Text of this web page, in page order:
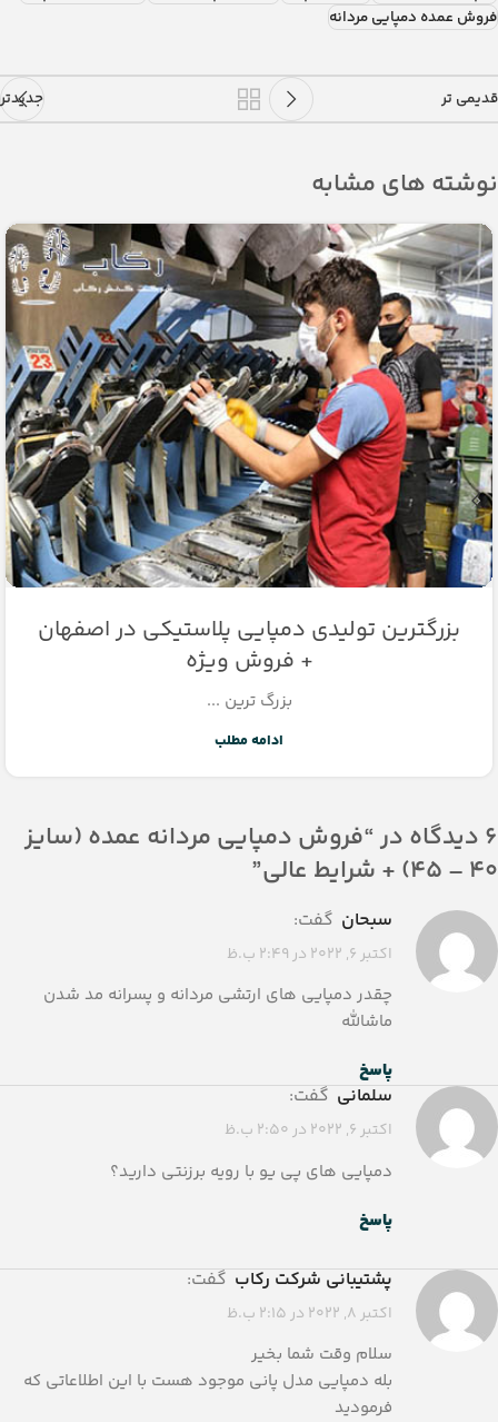
فروش عمده دمپایی مردانه
جدیدتر قدیمی تر
نوشته های مشابه
بزرگترین تولیدی دمپایی پلاستیکی در اصفهان
+ فروش ویژه
بزرگ ترین ...
ادامه مطلب
6 دیدگاه در “
فروش دمپایی مردانه عمده (سایز
۴۰ – ۴۵) + شرایط عالی
”
سبحان گفت:
اکتبر 6, 2022 در 2:49 ب.ظ
چقدر دمپایی های ارتشی مردانه و پسرانه مد شدن
ماشالله
پاسخ
سلمانی گفت:
اکتبر 6, 2022 در 2:50 ب.ظ
دمپایی های پی یو با رویه برزنتی دارید؟
پاسخ
پشتیبانی شرکت رکاب گفت:
اکتبر 8, 2022 در 2:15 ب.ظ
سلام وقت شما بخیر
بله دمپایی مدل پانی موجود هست با این اطلاعاتی که
فرمودید